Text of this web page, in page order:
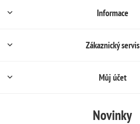
Informace
Zákaznický servis
Můj účet
Novinky